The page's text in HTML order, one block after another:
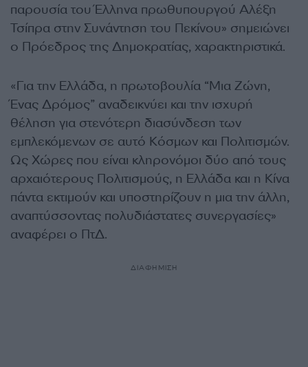
παρουσία του Έλληνα πρωθυπουργού Αλέξη
Τσίπρα στην Συνάντηση του Πεκίνου» σημειώνει
ο Πρόεδρος της Δημοκρατίας, χαρακτηριστικά.
«Για την Ελλάδα, η πρωτοβουλία “Μια Ζώνη,
Ένας Δρόμος” αναδεικνύει και την ισχυρή
θέληση για στενότερη διασύνδεση των
εμπλεκόμενων σε αυτό Κόσμων και Πολιτισμών.
Ως Χώρες που είναι κληρονόμοι δύο από τους
αρχαιότερους Πολιτισμούς, η Ελλάδα και η Κίνα
πάντα εκτιμούν και υποστηρίζουν η μια την άλλη,
αναπτύσσοντας πολυδιάστατες συνεργασίες»
αναφέρει ο ΠτΔ.
ΔΙΑΦΗΜΙΣΗ